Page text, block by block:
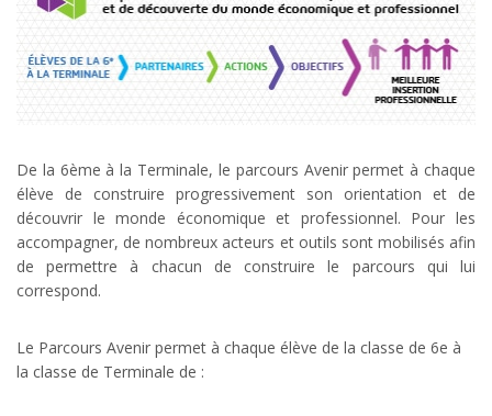
De la 6ème à la Terminale, le parcours Avenir permet à chaque
élève de construire progressivement son orientation et de
découvrir le monde économique et professionnel. Pour les
accompagner, de nombreux acteurs et outils sont mobilisés afin
de permettre à chacun de construire le parcours qui lui
correspond.
Le Parcours Avenir permet à chaque élève de la classe de 6e à
la classe de Terminale de :